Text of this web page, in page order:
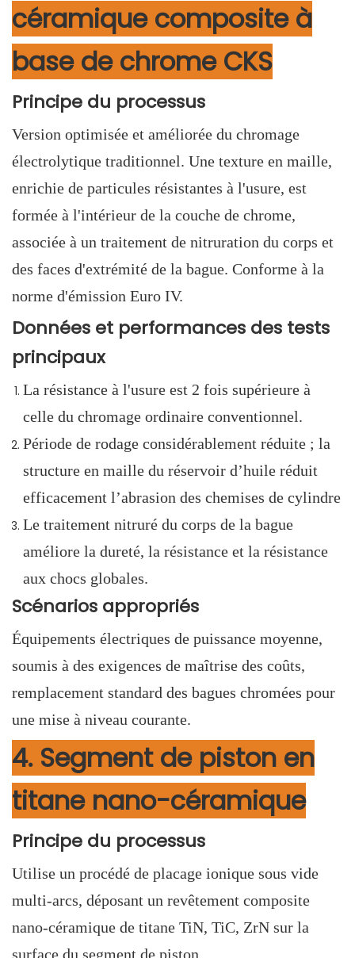
céramique composite à
base de chrome CKS
Principe du processus
Version optimisée et améliorée du chromage
électrolytique traditionnel. Une texture en maille,
enrichie de particules résistantes à l'usure, est
formée à l'intérieur de la couche de chrome,
associée à un traitement de nitruration du corps et
des faces d'extrémité de la bague. Conforme à la
norme d'émission Euro IV.
Données et performances des tests
principaux
La résistance à l'usure est 2 fois supérieure à
celle du chromage ordinaire conventionnel.
Période de rodage considérablement réduite ; la
structure en maille du réservoir d’huile réduit
efficacement l’abrasion des chemises de cylindre
Le traitement nitruré du corps de la bague
améliore la dureté, la résistance et la résistance
aux chocs globales.
Scénarios appropriés
Équipements électriques de puissance moyenne,
soumis à des exigences de maîtrise des coûts,
remplacement standard des bagues chromées pour
une mise à niveau courante.
4. Segment de piston en
titane nano-céramique
Principe du processus
Utilise un procédé de placage ionique sous vide
multi-arcs, déposant un revêtement composite
nano-céramique de titane TiN, TiC, ZrN sur la
surface du segment de piston.